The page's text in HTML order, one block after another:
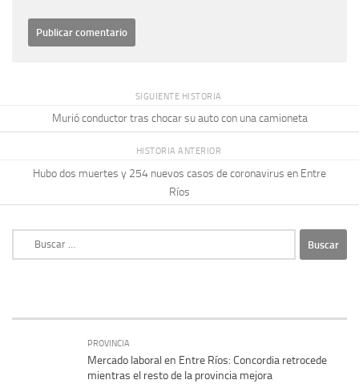
SIGUIENTE HISTORIA
Murió conductor tras chocar su auto con una camioneta
HISTORIA ANTERIOR
Hubo dos muertes y 254 nuevos casos de coronavirus en Entre
Ríos
Buscar:
PROVINCIA
Mercado laboral en Entre Ríos: Concordia retrocede
mientras el resto de la provincia mejora